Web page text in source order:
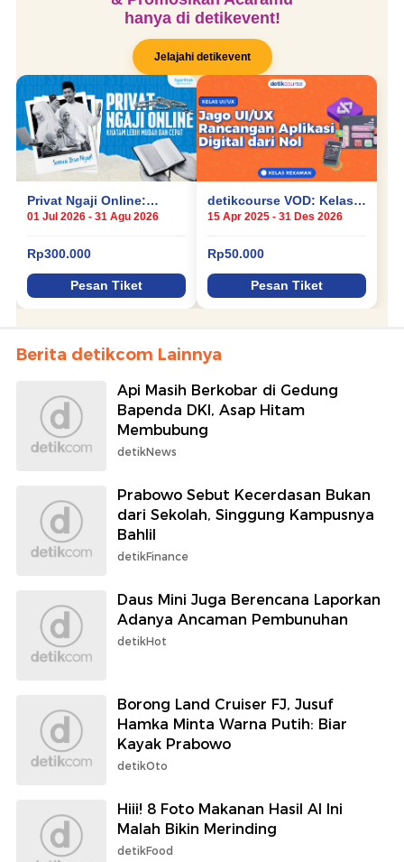
Berita detikcom Lainnya
Api Masih Berkobar di Gedung
Bapenda DKI, Asap Hitam
Membubung
detikNews
Prabowo Sebut Kecerdasan Bukan
dari Sekolah, Singgung Kampusnya
Bahlil
detikFinance
Daus Mini Juga Berencana Laporkan
Adanya Ancaman Pembunuhan
detikHot
Borong Land Cruiser FJ, Jusuf
Hamka Minta Warna Putih: Biar
Kayak Prabowo
detikOto
Hiii! 8 Foto Makanan Hasil AI Ini
Malah Bikin Merinding
detikFood